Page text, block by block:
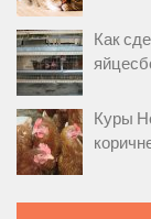
Как
Куры